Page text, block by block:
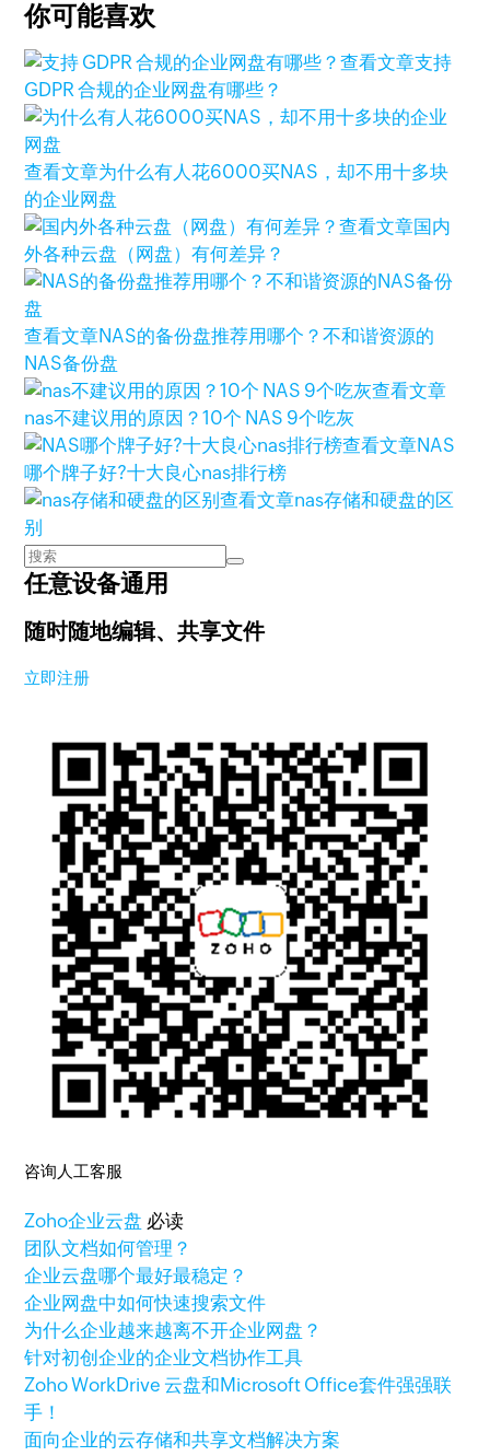
你可能喜欢
查看文章支持
GDPR 合规的企业网盘有哪些？
查看文章为什么有人花6000买NAS，却不用十多块
的企业网盘
查看文章国内
外各种云盘（网盘）有何差异？
查看文章NAS的备份盘推荐用哪个？不和谐资源的
NAS备份盘
查看文章
nas不建议用的原因？10个 NAS 9个吃灰
查看文章NAS
哪个牌子好?十大良心nas排行榜
查看文章nas存储和硬盘的区
别
任意设备通用
随时随地编辑、共享文件
立即注册
咨询人工客服
Zoho企业云盘 必读
团队文档如何管理？
企业云盘哪个最好最稳定？
企业网盘中如何快速搜索文件
为什么企业越来越离不开企业网盘？
针对初创企业的企业文档协作工具
Zoho WorkDrive 云盘和Microsoft Office套件强强联
手！
面向企业的云存储和共享文档解决方案